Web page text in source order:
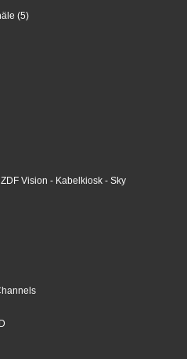
(5)
Vision - Kabelkiosk - Sky